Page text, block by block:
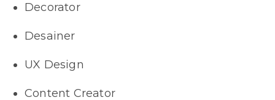
Decorator
Desainer
UX Design
Content Creator